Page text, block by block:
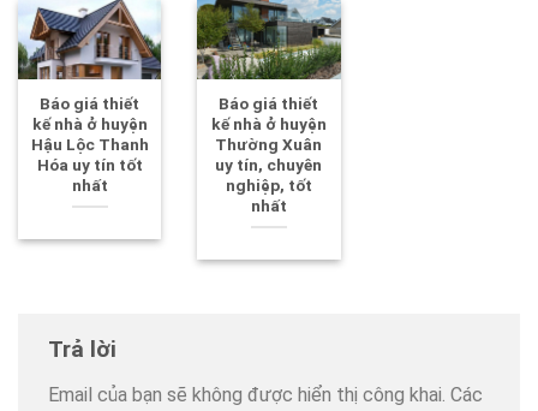
Báo giá thiết
kế nhà ở huyện
Hậu Lộc Thanh
Hóa uy tín tốt
nhất
Báo giá thiết
kế nhà ở huyện
Thường Xuân
uy tín, chuyên
nghiệp, tốt
nhất
Trả lời
Email của bạn sẽ không được hiển thị công khai. Các